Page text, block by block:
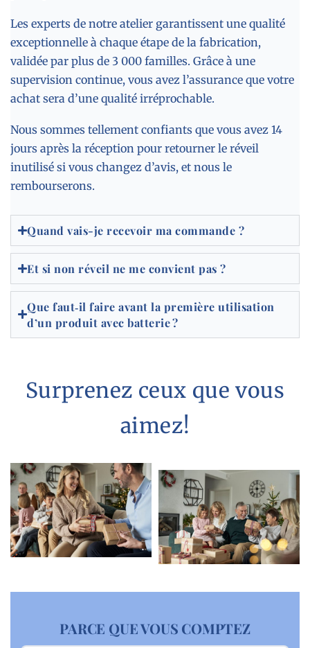
Les experts de notre atelier garantissent une qualité
exceptionnelle à chaque étape de la fabrication,
validée par plus de 3 000 familles. Grâce à une
supervision continue, vous avez l’assurance que votre
achat sera d’une qualité irréprochable.
Nous sommes tellement confiants que vous avez 14
jours après la réception pour retourner le réveil
inutilisé si vous changez d’avis, et nous le
rembourserons.
Quand vais-je recevoir ma commande ?
Et si non réveil ne me convient pas ?
Que faut‑il faire avant la première utilisation
d’un produit avec batterie ?
Surprenez ceux que vous
aimez!
PARCE QUE VOUS COMPTEZ